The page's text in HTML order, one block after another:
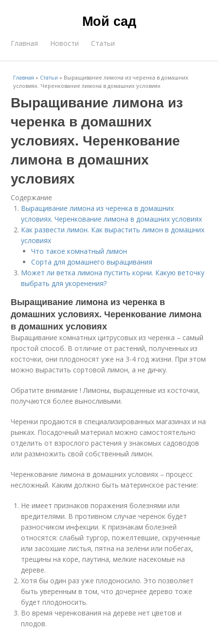
Мой сад
Главная Новости Статьи
Главная » Статьи » Выращивание лимона из черенка в домашних
условиях. Черенкование лимона в домашних условиях
Выращивание лимона из
черенка в домашних
условиях. Черенкование
лимона в домашних
условиях
Содержание
Выращивание лимона из черенка в домашних
условиях. Черенкование лимона в домашних условиях
Как развести лимон. Как вырастить лимон в домашних
условиях
Что такое комнатный лимон
Сорта для домашнего выращивания
Может ли ветка лимона пустить корни. Какую веточку
выбрать для укоренения?
Выращивание лимона из черенка в
домашних условиях. Черенкование лимона
в домашних условиях
Выращивание комнатных цитрусовых из черенка – самый
простой способ. В отличие от растений, полученных из
косточки, они плодоносят уже на 3-4 год жизни. При этом
можно вырастить сортовой лимон, а не дичку.
Обратите внимание ! Лимоны, выращенные из косточки,
получаются более выносливыми.
Черенки продаются в специализированных магазинах и на
рынках. Посадочный материал можно самостоятельно
отделить от взрослого растения у знакомых садоводов
или размножить свой собственный лимон.
Черенкование лимона в домашних условиях – процесс
несложный. Каким должно быть материнское растение:
Не имеет признаков поражения болезнями или
вредителями. В противном случае черенок будет
разносчиком инфекции. К признакам болезней
относятся: слабый тургор, пожелтевшие, скрученные
или засохшие листья, пятна на зелени или побегах,
трещины на коре, паутина, мелкие насекомые на
дереве.
Хотя бы один раз уже плодоносило. Это позволяет
быть уверенным в том, что дочернее дерево тоже
будет плодоносить.
Во время черенкования на дереве нет цветов и
плодов.